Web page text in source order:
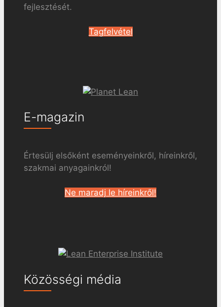
fejlesztését.
Tagfelvétel
E-magazin
Értesülj elsőként eseményeinkről, híreinkről,
szakmai anyagainkról!
Ne maradj le híreinkről!
Közösségi média